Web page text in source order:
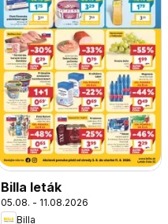
Billa leták
05.08. - 11.08.2026
Billa